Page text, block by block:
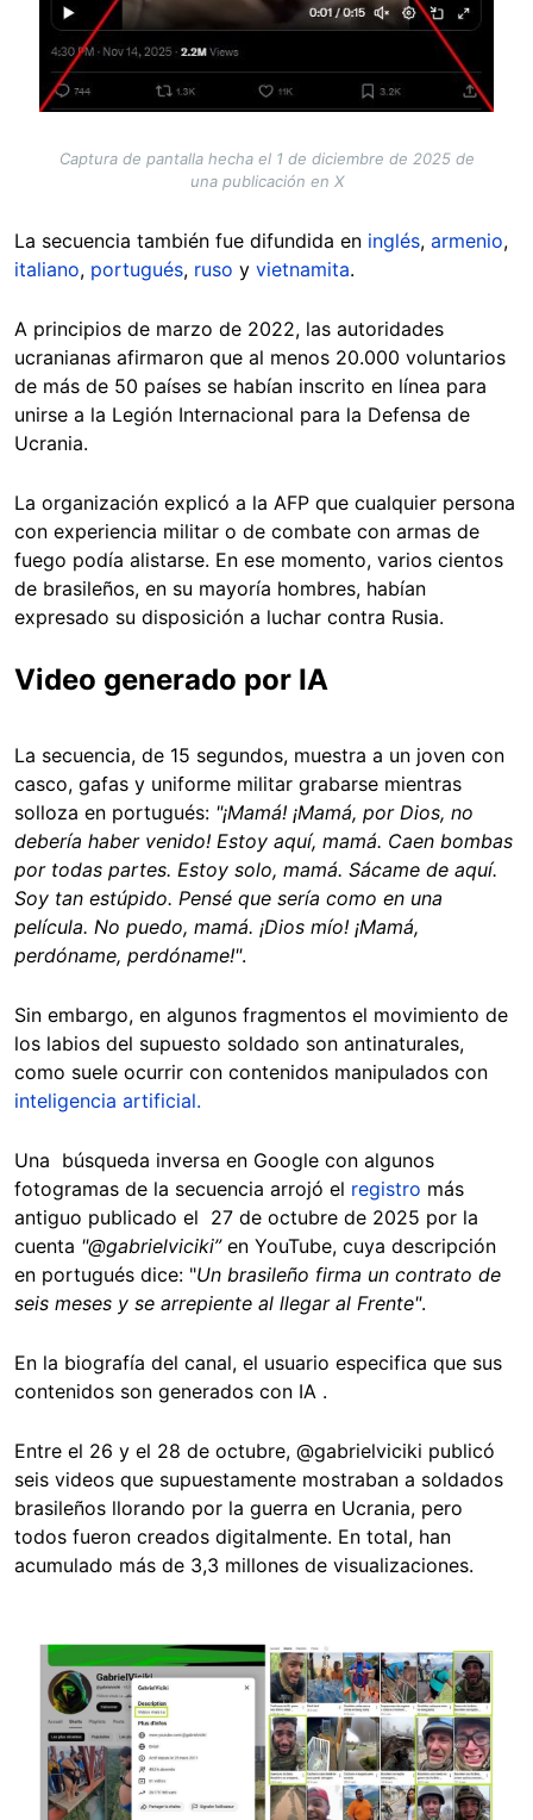
Captura de pantalla hecha el 1 de diciembre de 2025 de
una publicación en X
La secuencia también fue difundida en inglés, armenio,
italiano, portugués, ruso y vietnamita.
A principios de marzo de 2022, las autoridades
ucranianas afirmaron que al menos 20.000 voluntarios
de más de 50 países se habían inscrito en línea para
unirse a la Legión Internacional para la Defensa de
Ucrania.
La organización explicó a la AFP que cualquier persona
con experiencia militar o de combate con armas de
fuego podía alistarse. En ese momento, varios cientos
de brasileños, en su mayoría hombres, habían
expresado su disposición a luchar contra Rusia.
Video generado por IA
La secuencia, de 15 segundos, muestra a un joven con
casco, gafas y uniforme militar grabarse mientras
solloza en portugués: "¡Mamá! ¡Mamá, por Dios, no
debería haber venido! Estoy aquí, mamá. Caen bombas
por todas partes. Estoy solo, mamá. Sácame de aquí.
Soy tan estúpido. Pensé que sería como en una
película. No puedo, mamá. ¡Dios mío! ¡Mamá,
perdóname, perdóname!".
Sin embargo, en algunos fragmentos el movimiento de
los labios del supuesto soldado son antinaturales,
como suele ocurrir con contenidos manipulados con
inteligencia artificial.
Una búsqueda inversa en Google con algunos
fotogramas de la secuencia arrojó el registro más
antiguo publicado el 27 de octubre de 2025 por la
cuenta "@gabrielviciki” en YouTube, cuya descripción
en portugués dice: "Un brasileño firma un contrato de
seis meses y se arrepiente al llegar al Frente".
En la biografía del canal, el usuario especifica que sus
contenidos son generados con IA .
Entre el 26 y el 28 de octubre, @gabrielviciki publicó
seis videos que supuestamente mostraban a soldados
brasileños llorando por la guerra en Ucrania, pero
todos fueron creados digitalmente. En total, han
acumulado más de 3,3 millones de visualizaciones.
Image